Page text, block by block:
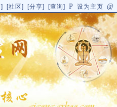
[社区] [分享] [查询] P 设为主页 @